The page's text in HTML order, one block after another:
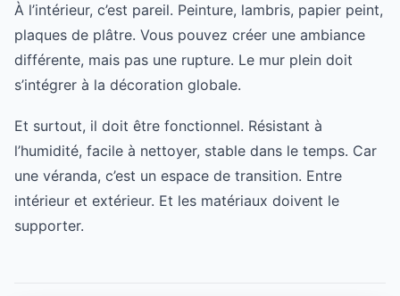
À l’intérieur, c’est pareil. Peinture, lambris, papier peint,
plaques de plâtre. Vous pouvez créer une ambiance
différente, mais pas une rupture. Le mur plein doit
s’intégrer à la décoration globale.
Et surtout, il doit être fonctionnel. Résistant à
l’humidité, facile à nettoyer, stable dans le temps. Car
une véranda, c’est un espace de transition. Entre
intérieur et extérieur. Et les matériaux doivent le
supporter.